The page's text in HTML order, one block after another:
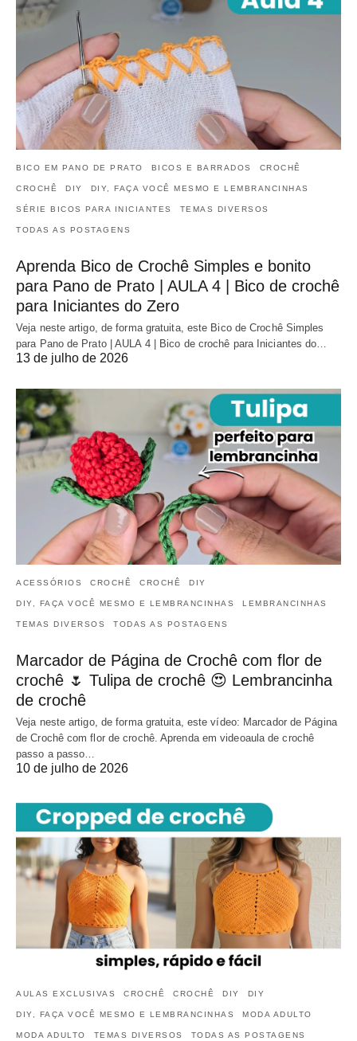
BICO EM PANO DE PRATO BICOS E BARRADOS CROCHÊ
CROCHÊ DIY DIY, FAÇA VOCÊ MESMO E LEMBRANCINHAS
SÉRIE BICOS PARA INICIANTES TEMAS DIVERSOS
TODAS AS POSTAGENS
Aprenda Bico de Crochê Simples e bonito
para Pano de Prato | AULA 4 | Bico de crochê
para Iniciantes do Zero
Veja neste artigo, de forma gratuita, este Bico de Crochê Simples
para Pano de Prato | AULA 4 | Bico de crochê para Iniciantes do…
13 de julho de 2026
ACESSÓRIOS CROCHÊ CROCHÊ DIY
DIY, FAÇA VOCÊ MESMO E LEMBRANCINHAS LEMBRANCINHAS
TEMAS DIVERSOS TODAS AS POSTAGENS
Marcador de Página de Crochê com flor de
crochê 🌷 Tulipa de crochê 😍 Lembrancinha
de crochê
Veja neste artigo, de forma gratuita, este vídeo: Marcador de Página
de Crochê com flor de crochê. Aprenda em videoaula de crochê
passo a passo…
10 de julho de 2026
AULAS EXCLUSIVAS CROCHÊ CROCHÊ DIY DIY
DIY, FAÇA VOCÊ MESMO E LEMBRANCINHAS MODA ADULTO
MODA ADULTO TEMAS DIVERSOS TODAS AS POSTAGENS